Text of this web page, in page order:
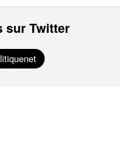
sur Twitter